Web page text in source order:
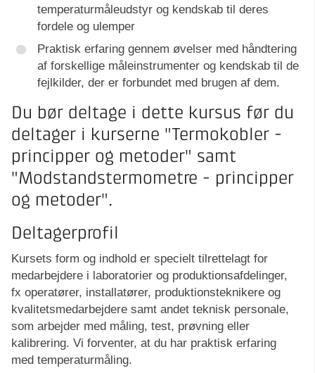
temperaturmåleudstyr og kendskab til deres
fordele og ulemper
Praktisk erfaring gennem øvelser med håndtering
af forskellige måleinstrumenter og kendskab til de
fejlkilder, der er forbundet med brugen af dem.
Du bør deltage i dette kursus før du
deltager i kurserne "Termokobler -
principper og metoder" samt
"Modstandstermometre - principper
og metoder".
Deltagerprofil
Kursets form og indhold er specielt tilrettelagt for
medarbejdere i laboratorier og produktionsafdelinger,
fx operatører, installatører, produktionsteknikere og
kvalitetsmedarbejdere samt andet teknisk personale,
som arbejder med måling, test, prøvning eller
kalibrering. Vi forventer, at du har praktisk erfaring
med temperaturmåling.